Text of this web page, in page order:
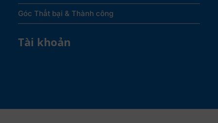
Góc Thất bại & Thành công
Tài khoản